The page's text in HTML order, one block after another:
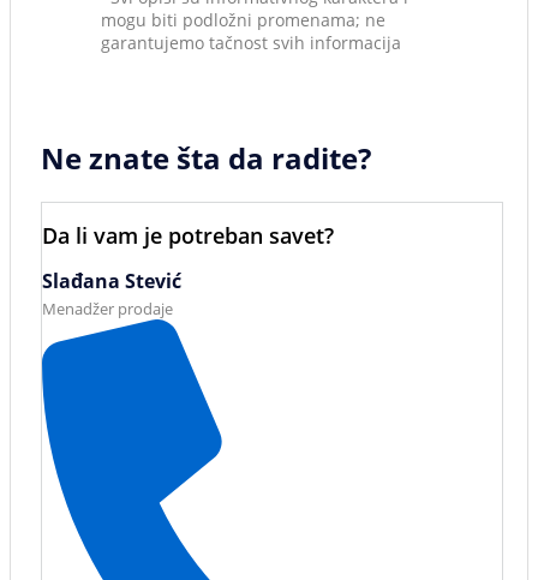
mogu biti podložni promenama; ne
garantujemo tačnost svih informacija
Ne znate šta da radite?
Da li vam je potreban savet?
Slađana Stević
Menadžer prodaje